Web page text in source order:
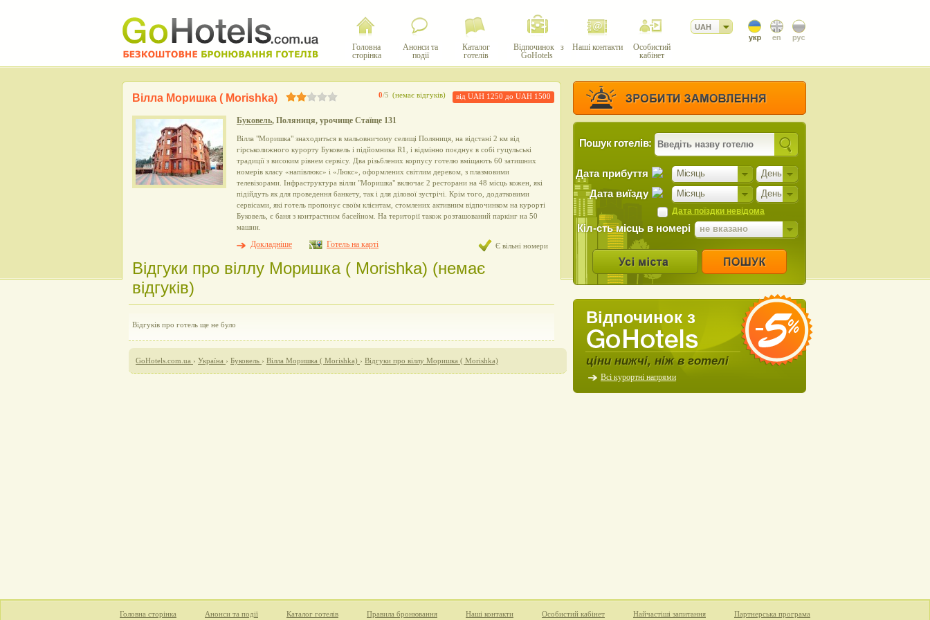
Головна
сторінка
Анонси та
події
Каталог
готелів
Відпочинок з
GoHotels
Наші контакти
Особистий
кабінет
UAH
0/5 (немає відгуків) від UAH 1250 до UAH 1500
Вілла Моришка ( Morishka)
Буковель, Поляниця, урочище Стаїще 131
Вілла "Моришка" знаходиться в мальовничому селищі Поляниця, на відстані 2 км від
гірськолижного курорту Буковель і підйомника R1, і відмінно поєднує в собі гуцульські
традиції з високим рівнем сервісу. Два різьблених корпусу готелю вміщають 60 затишних
номерів класу «напівлюкс» і «Люкс», оформлених світлим деревом, з плазмовими
телевізорами. Інфраструктура вілли "Моришка" включає 2 ресторани на 48 місць кожен, які
підійдуть як для проведення банкету, так і для ділової зустрічі. Крім того, додатковими
сервісами, які готель пропонує своїм клієнтам, стомлених активним відпочинком на курорті
Буковель, є баня з контрастним басейном. На території також розташований паркінг на 50
машин.
Докладніше Готель на карті Є вільні номери
Відгуки про віллу Моришка ( Morishka) (немає
відгуків)
Відгуків про готель ще не було
GoHotels.com.ua › Україна › Буковель › Вілла Моришка ( Morishka) › Відгуки про віллу Моришка ( Morishka)
Пошук готелів:
Місяць День
Дата прибуття
Місяць День
Дата виїзду
Дата поїздки невідома
Кіл-сть місць в номері не вказано
Відпочинок з
ціни нижчі, ніж в готелі
Всі курортні напрями
Головна сторінка Анонси та події Каталог готелів Правила бронювання Наші контакти Особистий кабінет Найчастіші запитання Партнерська програма